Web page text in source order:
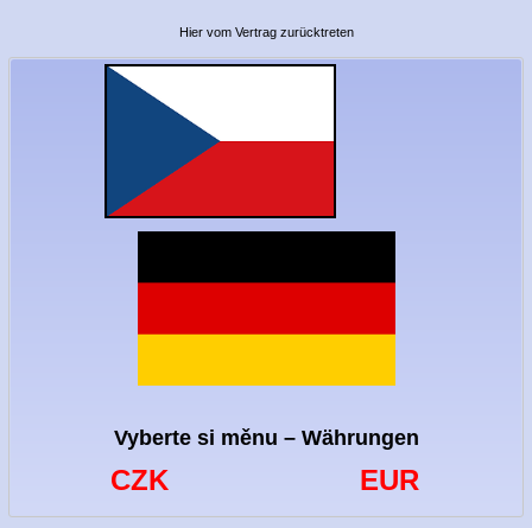
Hier vom Vertrag zurücktreten
Vyberte si měnu – Währungen
CZK EUR